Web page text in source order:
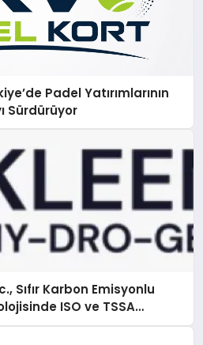
Padel Yatırımlarının
Sürdürüyor
Sıfır Karbon Emisyonlu
ISO ve TSSA
Aldı